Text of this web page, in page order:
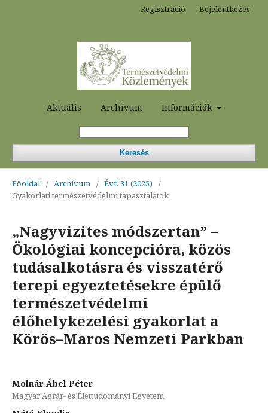
Aktuális Archívum Információk
Keresés
Regisztráció Bejelentkezés
Főoldal / Archívum / Évf. 31 (2025)
/
Gyakorlati természetvédelmi tapasztalatok
„Nagyvizites módszertan” –
Ökológiai koncepcióra, közös
tudásalkotásra és visszatérő
terepi egyeztetésekre épülő
természetvédelmi
élőhelykezelési gyakorlat a
Körös–Maros Nemzeti Parkban
Molnár Ábel Péter
Magyar Agrár- és Élettudományi Egyetem